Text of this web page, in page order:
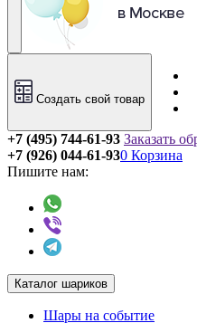
Создать свой товар
+7 (495) 744-61-93 Заказать
+7 (926) 044-61-93
Пишите нам:
0 Корзина
Каталог шариков
Шары на событие